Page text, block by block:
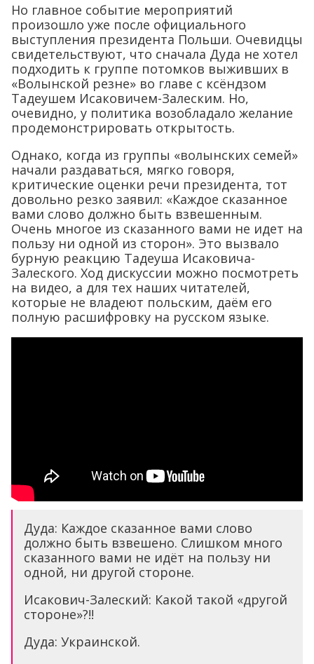
Но главное событие мероприятий
произошло уже после официального
выступления президента Польши. Очевидцы
свидетельствуют, что сначала Дуда не хотел
подходить к группе потомков выживших в
«Волынской резне» во главе с ксёндзом
Тадеушем Исаковичем-Залеским. Но,
очевидно, у политика возобладало желание
продемонстрировать открытость.
Однако, когда из группы «волынских семей»
начали раздаваться, мягко говоря,
критические оценки речи президента, тот
довольно резко заявил: «Каждое сказанное
вами слово должно быть взвешенным.
Очень многое из сказанного вами не идет на
пользу ни одной из сторон». Это вызвало
бурную реакцию Тадеуша Исаковича-
Залеского. Ход дискуссии можно посмотреть
на видео, а для тех наших читателей,
которые не владеют польским, даём его
полную расшифровку на русском языке.
Дуда: Каждое сказанное вами слово
должно быть взвешено. Слишком много
сказанного вами не идёт на пользу ни
одной, ни другой стороне.
Исакович-Залеский: Какой такой «другой
стороне»?!!
Дуда: Украинской.